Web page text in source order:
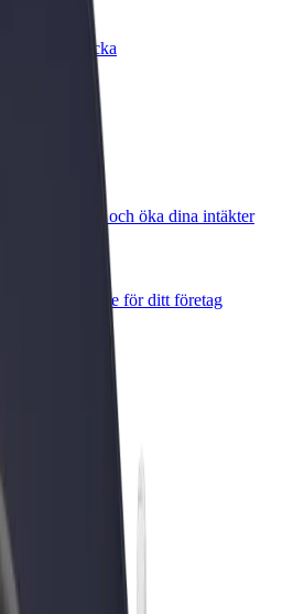
varje vecka
butik
plattform och öka dina intäkter
anpassade för ditt företag